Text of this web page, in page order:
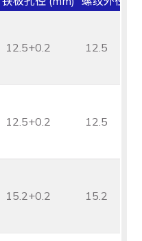
12.5+0.2 12.5
12.5+0.2 12.5
15.2+0.2 15.2